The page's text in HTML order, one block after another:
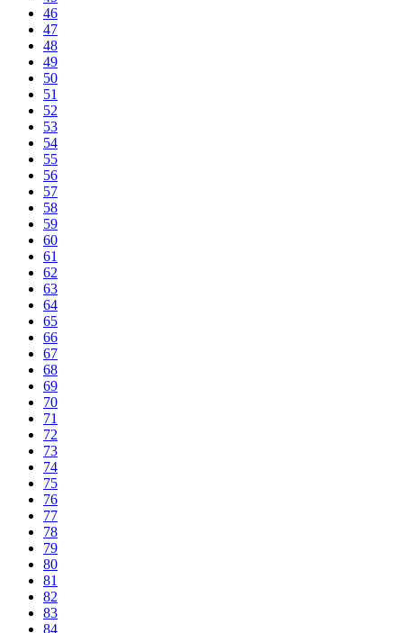
46
47
48
49
50
51
52
53
54
55
56
57
58
59
60
61
62
63
64
65
66
67
68
69
70
71
72
73
74
75
76
77
78
79
80
81
82
83
84